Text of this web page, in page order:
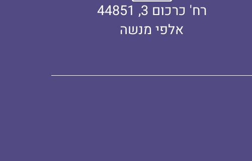
רח' כרכום 3, 44851
אלפי מנשה